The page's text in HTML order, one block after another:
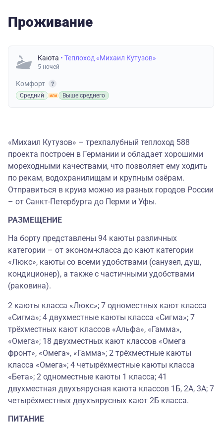
Проживание
Каюта • Теплоход «Михаил Кутузов»
5 ночей
Комфорт
Средний Выше среднего
«Михаил Кутузов» – трехпалубный теплоход 588
проекта построен в Германии и обладает хорошими
мореходными качествами, что позволяет ему ходить
по рекам, водохранилищам и крупным озёрам.
Отправиться в круиз можно из разных городов России
– от Санкт-Петербурга до Перми и Уфы.
РАЗМЕЩЕНИЕ
На борту представлены 94 каюты различных
категории – от эконом-класса до кают категории
«Люкс», каюты со всеми удобствами (санузел, душ,
кондиционер), а также с частичными удобствами
(раковина).
2 каюты класса «Люкс»; 7 одноместных кают класса
«Сигма»; 4 двухместные каюты класса «Сигма»; 7
трёхместных кают классов «Альфа», «Гамма»,
«Омега»; 18 двухместных кают классов «Омега
фронт», «Омега», «Гамма»; 2 трёхместные каюты
класса «Омега»; 4 четырёхместные каюты класса
«Бета»; 2 одноместные каюты 1 класса; 41
двухместная двухъярусная каюта классов 1Б, 2А, 3А; 7
четырёхместных двухъярусных кают 2Б класса.
ПИТАНИЕ